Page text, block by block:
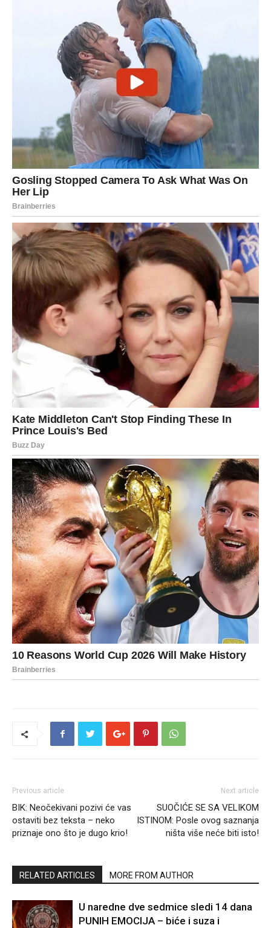
Previous article
BIK: Neočekivani pozivi će vas
ostaviti bez teksta – neko
priznaje ono što je dugo krio!
Next article
SUOČIĆE SE SA VELIKOM
ISTINOM: Posle ovog saznanja
ništa više neće biti isto!
RELATED ARTICLES MORE FROM AUTHOR
U naredne dve sedmice sledi 14 dana
PUNIH EMOCIJA – biće i suza i